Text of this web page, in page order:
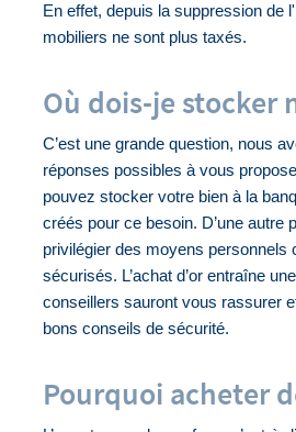
En effet, depuis la suppression de
mobiliers ne sont plus taxés.
Où dois-je stocker
C’est une grande question, nous
réponses possibles à vous
pouvez stocker votre bien à la
créés pour ce besoin. D’une autre
privilégier des moyens personnels
sécurisés. L’achat d’or entraîne
conseillers sauront vous rassurer
bons conseils de sécurité.
Pourquoi acheter